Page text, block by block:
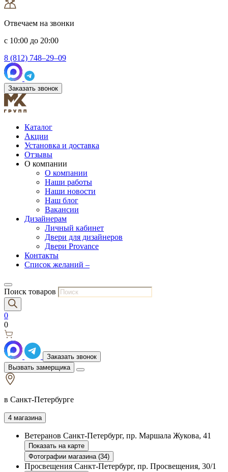
Отвечаем на звонки
с 10:00 до 20:00
8 (812) 748–29–09
Заказать звонок
Каталог
Акции
Установка и доставка
Отзывы
О компании
О компании
Наши работы
Наши новости
Наш блог
Вакансии
Дизайнерам
Личный кабинет
Двери для дизайнеров
Двери Provance
Контакты
Список желаний –
Поиск товаров
0
0
Заказать звонок
Вызвать замерщика
в Санкт-Петербурге
4 магазина
Ветеранов Санкт-Петербург, пр. Маршала Жукова, 41
Показать на карте
Фотографии магазина (34)
Просвещения Санкт-Петербург, пр. Просвещения, 30/1